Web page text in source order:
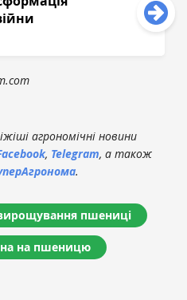
агрономічні новини
, Telegram, а також
.
пшениці
на пшеницю